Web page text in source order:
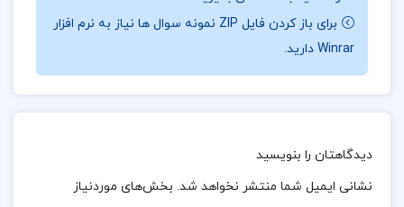
کامل نهادینه نشده و با باورها و کنش های فرهنگی ما هم
خوانی ندارد. میرسپاسی در این کتاب، روشنفکران ایرانی را
مخاطب قرار می دهد و از آنان می خواهد که به جای تکرار
کلیشه های سیاسی یا توهم توطئه، به بازاندیشی در
به زیستن در جامعه ای دموکراتیک باید با بازنگری در زبان،
فرهنگ و ساختارهای فکری همراه باشد؛ وگرنه دموکراسی
برای باز کردن فایل ZIP نمونه سوال ها نیاز به نرم افزار
Winrar دارید.
دیدگاهتان را بنویسید
نشانی ایمیل شما منتشر نخواهد شد. بخش‌های موردنیاز